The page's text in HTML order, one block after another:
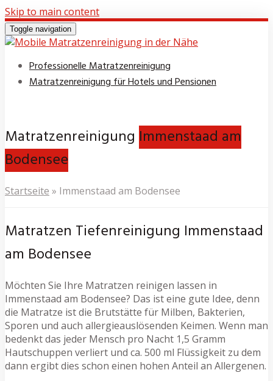
Skip to main content
Toggle navigation
Professionelle Matratzenreinigung
Matratzenreinigung für Hotels und Pensionen
Matratzenreinigung Immenstaad am
Bodensee
Startseite » Immenstaad am Bodensee
Matratzen Tiefenreinigung Immenstaad
am Bodensee
Möchten Sie Ihre Matratzen reinigen lassen in
Immenstaad am Bodensee? Das ist eine gute Idee, denn
die Matratze ist die Brutstätte für Milben, Bakterien,
Sporen und auch allergieauslösenden Keimen. Wenn man
bedenkt das jeder Mensch pro Nacht 1,5 Gramm
Hautschuppen verliert und ca. 500 ml Flüssigkeit zu dem
dann ergibt dies schon einen hohen Anteil an Allergenen.